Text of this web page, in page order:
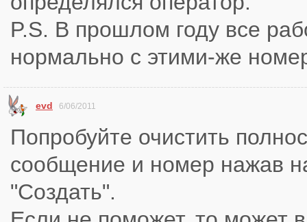
P.S. В прошлом году все
нормально с этими-же
evd 6/06/2011
Попробуйте очистить
сообщение и номер нажав
"Создать".